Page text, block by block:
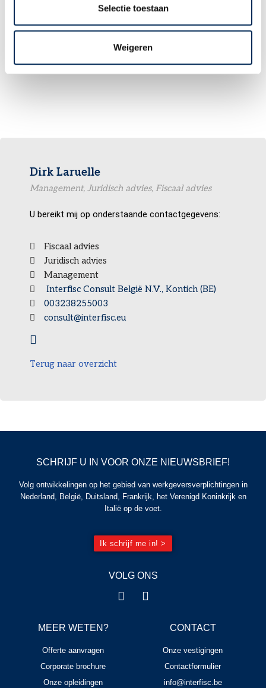
Selectie toestaan
Weigeren
Dirk Laruelle
Management, Juridisch advies, Fiscaal advies
U bereikt mij op onderstaande contactgegevens:
Fiscaal advies
Juridisch advies
Management
Interfisc Consult België N.V., Kontich (BE)
003238255003
consult@interfisc.eu
Terug naar overzicht
CONTACT
Onze vestigingen
Contactformulier
info@interfisc.be
MEER WETEN?
Offerte aanvragen
Corporate brochure
Onze opleidingen
VOLG ONS
SCHRIJF U IN VOOR ONZE NIEUWSBRIEF!
Volg ontwikkelingen op het gebied van werkgeversverplichtingen in
Nederland, België, Duitsland, Frankrijk, het Verenigd Koninkrijk en
Italië op de voet.
Ik schrijf me in! >